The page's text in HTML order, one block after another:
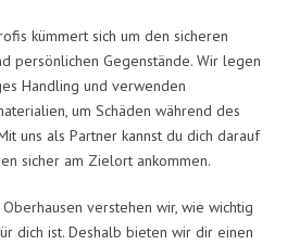
kümmert sich um den sicheren
persönlichen Gegenstände. Wir legen
Handling und verwenden
um Schäden während des
uns als Partner kannst du dich darauf
sicher am Zielort ankommen.
verstehen wir, wie wichtig
dich ist. Deshalb bieten wir dir einen